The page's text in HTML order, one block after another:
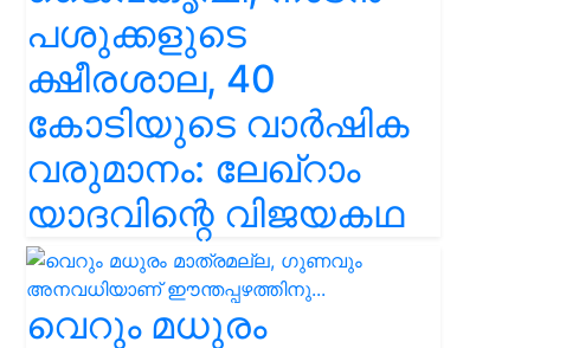
പശുക്കളുടെ
ക്ഷീരശാല, 40
കോടിയുടെ വാർഷിക
വരുമാനം: ലേഖ്‌റാം
യാദവിന്റെ വിജയകഥ
വെറും മധുരം